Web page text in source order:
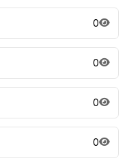
0
0
0
0